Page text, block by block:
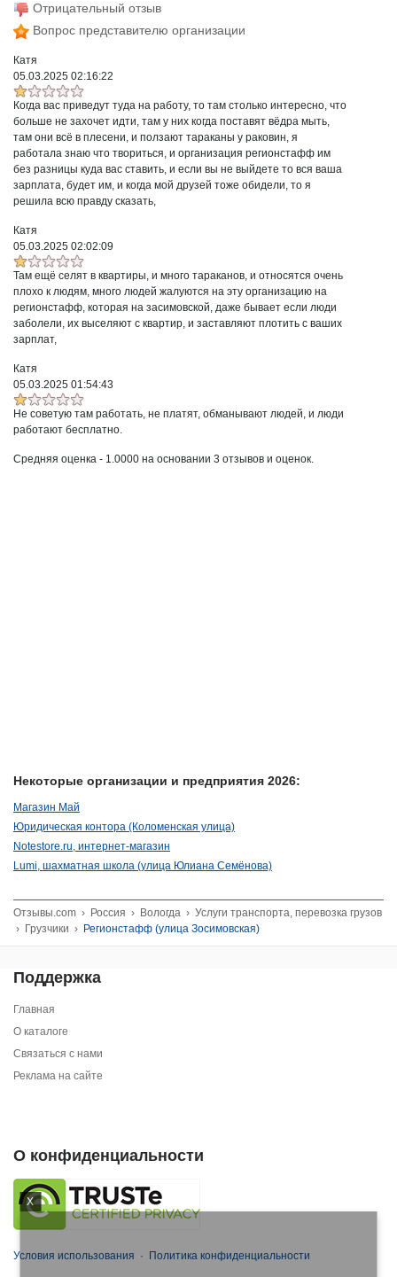
X
Отрицательный отзыв
Вопрос представителю организации
Катя
05.03.2025 02:16:22
Когда вас приведут туда на работу, то там столько интересно, что
больше не захочет идти, там у них когда поставят вёдра мыть,
там они всё в плесени, и ползают тараканы у раковин, я
работала знаю что твориться, и организация регионстафф им
без разницы куда вас ставить, и если вы не выйдете то вся ваша
зарплата, будет им, и когда мой друзей тоже обидели, то я
решила всю правду сказать,
Катя
05.03.2025 02:02:09
Там ещё селят в квартиры, и много тараканов, и относятся очень
плохо к людям, много людей жалуются на эту организацию на
регионстафф, которая на засимовской, даже бывает если люди
заболели, их выселяют с квартир, и заставляют плотить с ваших
зарплат,
Катя
05.03.2025 01:54:43
Не советую там работать, не платят, обманывают людей, и люди
работают бесплатно.
Средняя оценка - 1.0000 на основании 3 отзывов и оценок.
Некоторые организации и предприятия 2026:
Магазин Май
Юридическая контора (Коломенская улица)
Notestore.ru, интернет-магазин
Lumi, шахматная школа (улица Юлиана Семёнова)
Отзывы.com › Россия › Вологда › Услуги транспорта, перевозка грузов
› Грузчики › Регионстафф (улица Зосимовская)
Поддержка
Главная
О каталоге
Связаться с нами
Реклама на сайте
О конфиденциальности
Условия использования · Политика конфиденциальности